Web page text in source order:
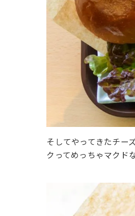
そしてやってきたチー
クってめっちゃマクド